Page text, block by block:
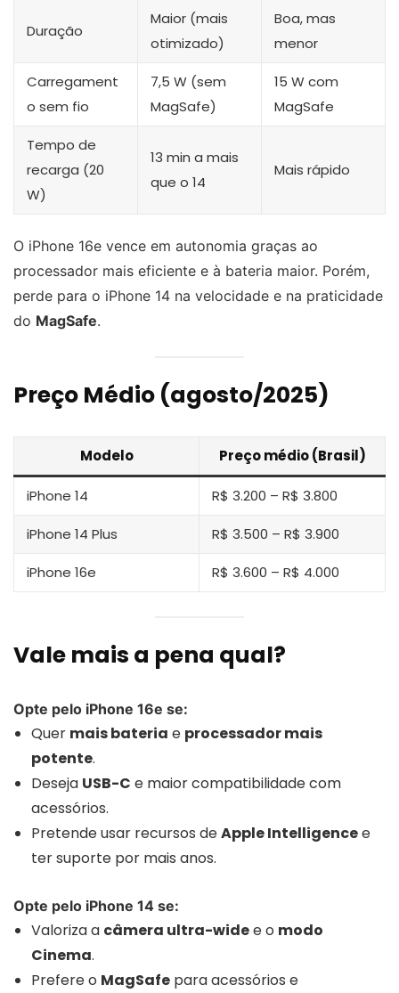
Duração
Maior (mais
otimizado)
Boa, mas
menor
Carregament
o sem fio
7,5 W (sem
MagSafe)
15 W com
MagSafe
Tempo de
recarga (20
W)
13 min a mais
que o 14
Mais rápido
O iPhone 16e vence em autonomia graças ao
processador mais eficiente e à bateria maior. Porém,
perde para o iPhone 14 na velocidade e na praticidade
do MagSafe.
Preço Médio (agosto/2025)
Modelo Preço médio (Brasil)
iPhone 14 R$ 3.200 – R$ 3.800
iPhone 14 Plus R$ 3.500 – R$ 3.900
iPhone 16e R$ 3.600 – R$ 4.000
Vale mais a pena qual?
Opte pelo iPhone 16e se:
Quer mais bateria e processador mais
potente.
Deseja USB-C e maior compatibilidade com
acessórios.
Pretende usar recursos deApple Intelligencee
ter suporte por mais anos.
Opte pelo iPhone 14 se:
Valoriza a câmera ultra-widee o modo
Cinema.
Prefere o MagSafe para acessórios e